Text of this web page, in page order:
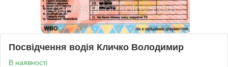
Посвідчення водія Кличко Володимир
В наявності